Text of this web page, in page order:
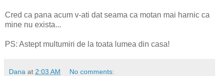
Cred ca pana acum v-ati dat seama ca motan mai harnic ca
mine nu exista...
PS: Astept multumiri de la toata lumea din casa!
Dana at 2:03 AM No comments: